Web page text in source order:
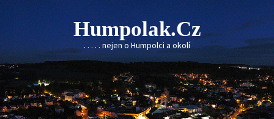
Skip
to
content
Humpolak.cz
. . . . . nejen o Humpolci a okolí